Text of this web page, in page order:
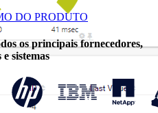
DO PRODUTO
os principais fornecedores,
sistemas